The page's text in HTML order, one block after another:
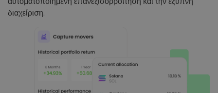
διαχείριση.